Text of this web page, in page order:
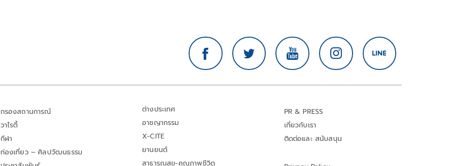
กรองสถานการณ์
วาไรตี้
กีฬา
ท่องเที่ยว – ศิลปวัฒนธรรม
ต่างประเทศ
อาชญากรรม
X-CITE
ยานยนต์
สาธารณสุข-คุณภาพชีวิต
PR & PRESS
เกี่ยวกับเรา
ติดต่อและ สนับสนุน